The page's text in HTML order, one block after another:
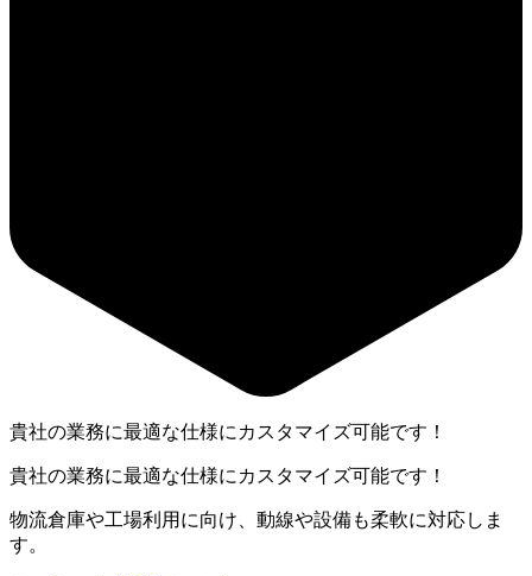
貴社の業務に最適な仕様にカスタマイズ可能です！
貴社の業務に最適な仕様にカスタマイズ可能です！
物流倉庫や工場利用に向け、動線や設備も柔軟に対応しま
す。